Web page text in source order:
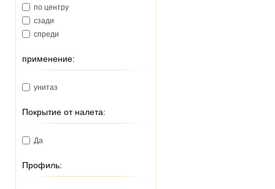
по центру
сзади
спреди
применение:
унитаз
Покрытие от налета:
Да
Профиль: